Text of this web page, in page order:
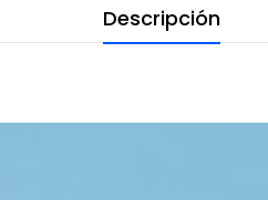
Descripción